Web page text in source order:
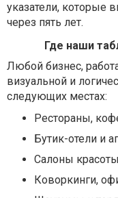
указатели, которые
через пять лет.
Где наши
Любой бизнес,
визуальной и
следующих местах:
Рестораны,
Бутик-отели и
Салоны
Коворкинги,